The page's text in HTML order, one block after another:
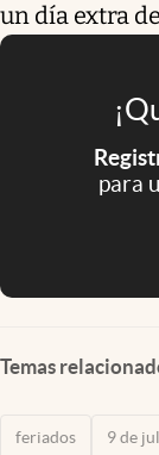
un día extra
para
Temas
feriados 9 de